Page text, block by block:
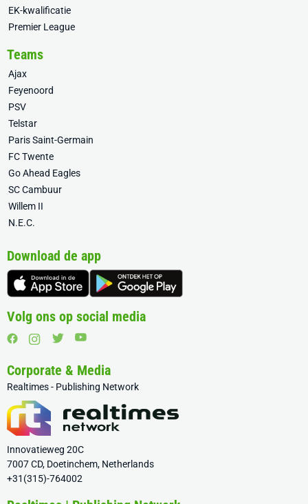
EK-kwalificatie
Premier League
Teams
Ajax
Feyenoord
PSV
Telstar
Paris Saint-Germain
FC Twente
Go Ahead Eagles
SC Cambuur
Willem II
N.E.C.
Download de app
Volg ons op social media
Corporate & Media
Realtimes - Publishing Network
Innovatieweg 20C
7007 CD, Doetinchem, Netherlands
+31(315)-764002